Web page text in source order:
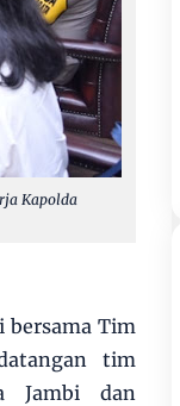
Kapolda
bersama Tim
tim
Jambi dan